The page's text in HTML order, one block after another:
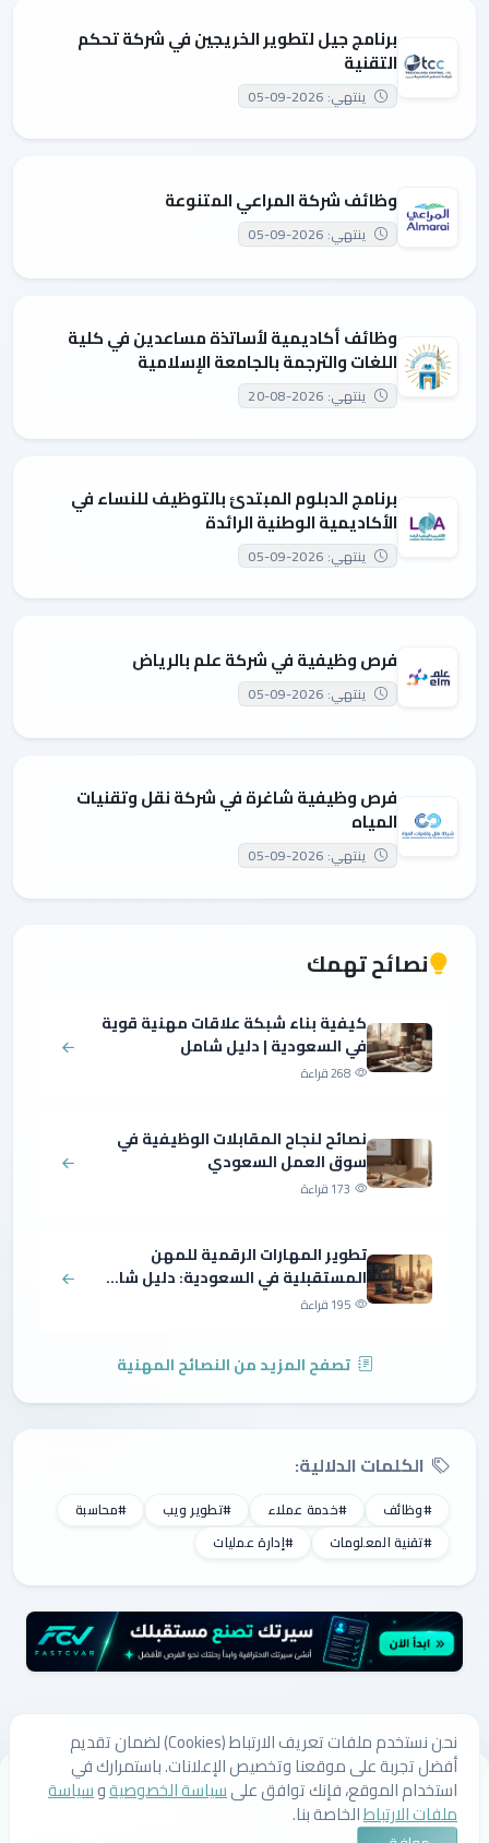
برنامج جيل لتطوير الخريجين في شركة تحكم
التقنية
ينتهي: 2026-09-05
وظائف شركة المراعي المتنوعة
ينتهي: 2026-09-05
وظائف أكاديمية لأساتذة مساعدين في كلية
اللغات والترجمة بالجامعة الإسلامية
ينتهي: 2026-08-20
برنامج الدبلوم المبتدئ بالتوظيف للنساء في
الأكاديمية الوطنية الرائدة
ينتهي: 2026-09-05
فرص وظيفية في شركة علم بالرياض
ينتهي: 2026-09-05
فرص وظيفية شاغرة في شركة نقل وتقنيات
المياه
ينتهي: 2026-09-05
نصائح تهمك
كيفية بناء شبكة علاقات مهنية قوية
في السعودية | دليل شامل
268 قراءة
نصائح لنجاح المقابلات الوظيفية في
سوق العمل السعودي
173 قراءة
تطوير المهارات الرقمية للمهن
المستقبلية في السعودية: دليل شا...
195 قراءة
تصفح المزيد من النصائح المهنية
الكلمات الدلالية:
#وظائف #خدمة عملاء #تطوير ويب
#محاسبة
#تقنية المعلومات
#إدارة عمليات
من نحناتصل بناسياسة الخصوصيةسياسة ملفات الارتباط
الشروط والأحكام
نحن نستخدم ملفات تعريف الارتباط (Cookies) لضمان تقديم
أفضل تجربة على موقعنا وتخصيص الإعلانات. باستمرارك في
استخدام الموقع، فإنك توافق علىسياسة الخصوصيةوسياسة
ملفات الارتباطالخاصة بنا.